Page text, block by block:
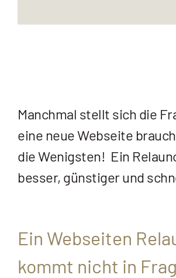
Manchmal stellt sich die
eine neue Webseite
die Wenigsten! Ein
besser, günstiger und
Ein Webseiten
kommt nicht in